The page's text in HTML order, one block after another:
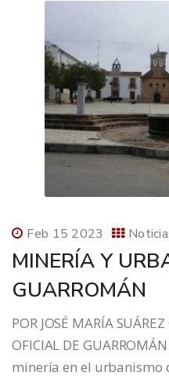
Feb 15 2023
MINERÍA Y
GUARROMÁN
POR JOSÉ MARÍA
OFICIAL DE
minería en el urbanismo